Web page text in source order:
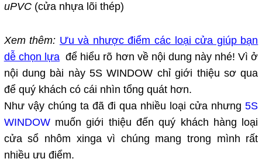
uPVC (cửa nhựa lõi thép)
Xem thêm: Ưu và nhược điểm các loại cửa giúp bạn
dễ chọn lựa để hiểu rõ hơn về nội dung này nhé! Vì ở
nội dung bài này 5S WINDOW chỉ giới thiệu sơ qua
để quý khách có cái nhìn tổng quát hơn.
Như vậy chúng ta đã đi qua nhiều loại cửa nhưng5S
WINDOWmuốn giới thiệu đến quý khách hàng loại
cửa sổ nhôm xinga vì chúng mang trong mình rất
nhiều ưu điểm.